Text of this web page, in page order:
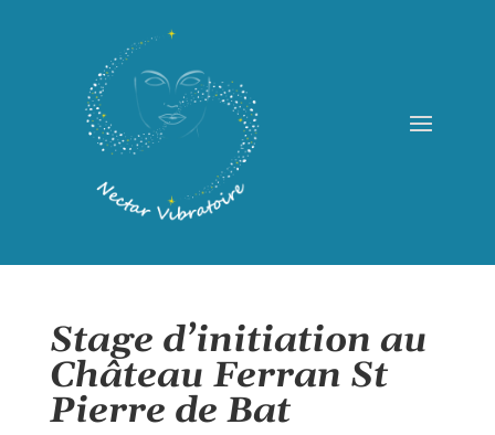
Stage d’initiation au
Château Ferran St
Pierre de Bat